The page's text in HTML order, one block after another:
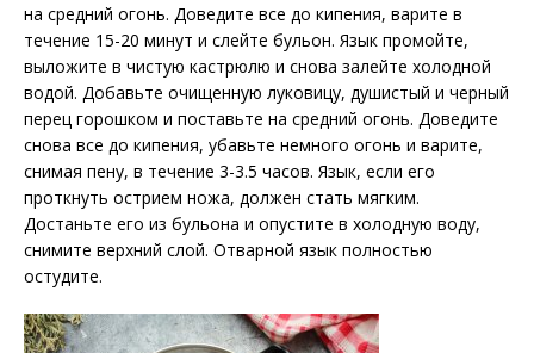
на средний огонь. Доведите все до кипения, варите в
течение 15-20 минут и слейте бульон. Язык промойте,
выложите в чистую кастрюлю и снова залейте холодной
водой. Добавьте очищенную луковицу, душистый и черный
перец горошком и поставьте на средний огонь. Доведите
снова все до кипения, убавьте немного огонь и варите,
снимая пену, в течение 3-3.5 часов. Язык, если его
проткнуть острием ножа, должен стать мягким.
Достаньте его из бульона и опустите в холодную воду,
снимите верхний слой. Отварной язык полностью
остудите.